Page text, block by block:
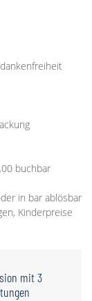
buchbar
in bar ablösbar
Kinderpreise
mit 3